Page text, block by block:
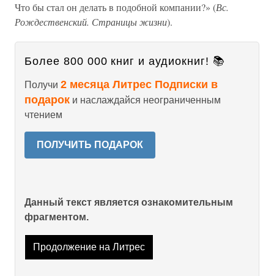
Что бы стал он делать в подобной компании?» (Вс.
Рождественский. Страницы жизни).
Более 800 000 книг и аудиокниг! 📚
Получи 2 месяца Литрес Подписки в
подарок и наслаждайся неограниченным
чтением
ПОЛУЧИТЬ ПОДАРОК
Данный текст является ознакомительным
фрагментом.
Продолжение на Литрес